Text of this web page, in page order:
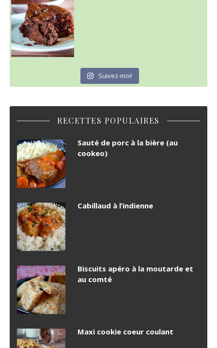
Suivez-moi!
RECETTES POPULAIRES
Sauté de porc à la bière (au
cookeo)
Cabillaud à l’indienne
Biscuits apéro à la moutarde et
au comté
Maxi cookie coeur coulant